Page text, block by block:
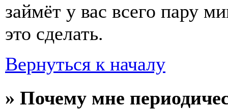
займёт у вас всего пару
это сделать.
Вернуться к началу
» Почему мне